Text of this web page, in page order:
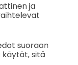
ja
suoraan
käytät, sitä